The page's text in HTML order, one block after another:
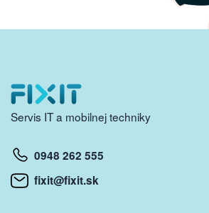
Servis IT a mobilnej techniky
0948 262 555
fixit@fixit.sk